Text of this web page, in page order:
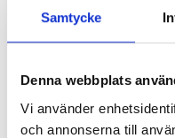
Samtycke
Denna webbplats
Vi använder
och annonserna till